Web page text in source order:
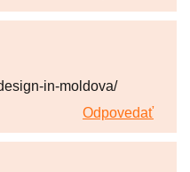
in-moldova/
Odpovedať